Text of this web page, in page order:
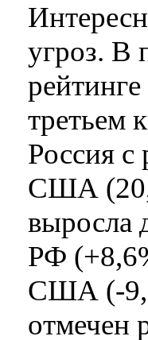
угроз. В
третьем
Россия с
США
выросла
РФ
США (-
отмечен